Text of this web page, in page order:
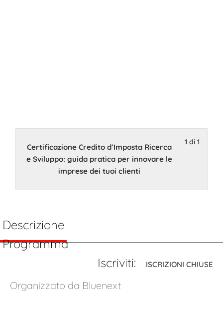
17 Dicembre 2024 15:30
1 di 1
Certificazione Credito d’Imposta Ricerca
e Sviluppo: guida pratica per innovare le
imprese dei tuoi clienti
Descrizione
Programma
Iscriviti:
ISCRIZIONI CHIUSE
Organizzato da Bluenext